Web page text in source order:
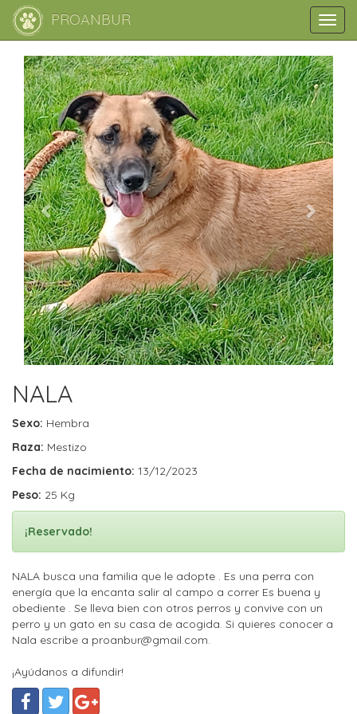
PROANBUR
NALA
Sexo: Hembra
Raza: Mestizo
Fecha de nacimiento: 13/12/2023
Peso: 25 Kg
¡Reservado!
NALA busca una familia que le adopte . Es una perra con
energía que la encanta salir al campo a correr Es buena y
obediente . Se lleva bien con otros perros y convive con un
perro y un gato en su casa de acogida. Si quieres conocer a
Nala escribe a proanbur@gmail.com.
¡Ayúdanos a difundir!